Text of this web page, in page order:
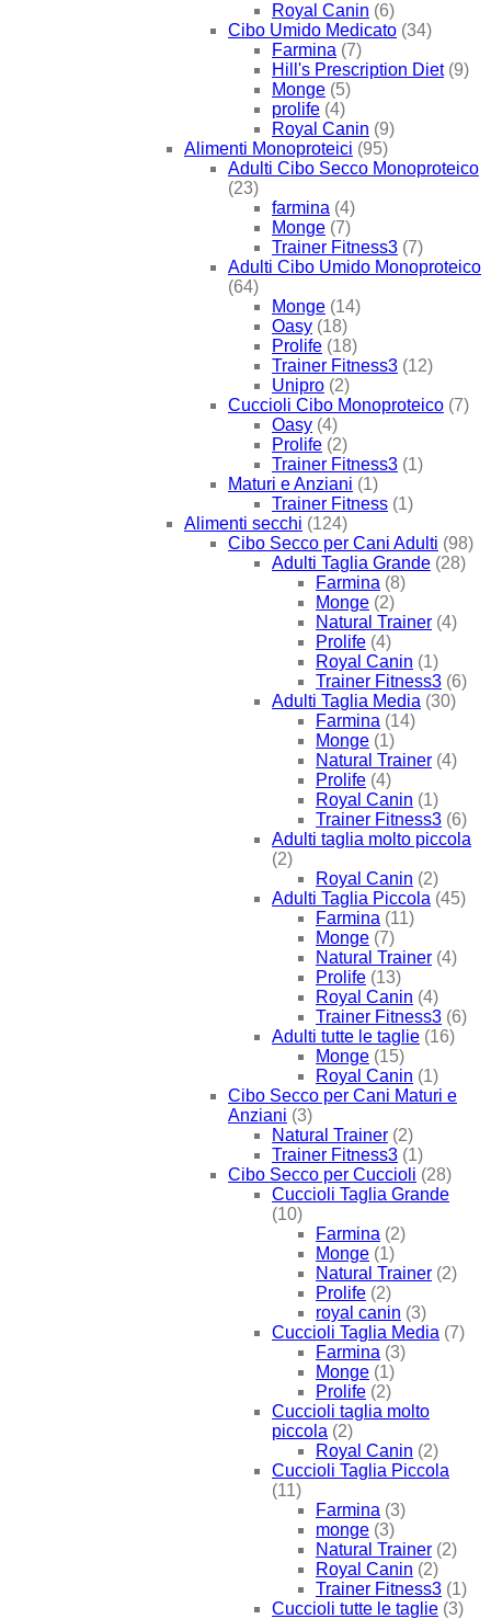
Royal Canin (6)
Cibo Umido Medicato (34)
Farmina (7)
Hill's Prescription Diet (9)
Monge (5)
prolife (4)
Royal Canin (9)
Alimenti Monoproteici (95)
Adulti Cibo Secco Monoproteico
(23)
farmina (4)
Monge (7)
Trainer Fitness3 (7)
Adulti Cibo Umido Monoproteico
(64)
Monge (14)
Oasy (18)
Prolife (18)
Trainer Fitness3 (12)
Unipro (2)
Cuccioli Cibo Monoproteico (7)
Oasy (4)
Prolife (2)
Trainer Fitness3 (1)
Maturi e Anziani (1)
Trainer Fitness (1)
Alimenti secchi (124)
Cibo Secco per Cani Adulti (98)
Adulti Taglia Grande (28)
Farmina (8)
Monge (2)
Natural Trainer (4)
Prolife (4)
Royal Canin (1)
Trainer Fitness3 (6)
Adulti Taglia Media (30)
Farmina (14)
Monge (1)
Natural Trainer (4)
Prolife (4)
Royal Canin (1)
Trainer Fitness3 (6)
Adulti taglia molto piccola
(2)
Royal Canin (2)
Adulti Taglia Piccola (45)
Farmina (11)
Monge (7)
Natural Trainer (4)
Prolife (13)
Royal Canin (4)
Trainer Fitness3 (6)
Adulti tutte le taglie (16)
Monge (15)
Royal Canin (1)
Cibo Secco per Cani Maturi e
Anziani (3)
Natural Trainer (2)
Trainer Fitness3 (1)
Cibo Secco per Cuccioli (28)
Cuccioli Taglia Grande
(10)
Farmina (2)
Monge (1)
Natural Trainer (2)
Prolife (2)
royal canin (3)
Cuccioli Taglia Media (7)
Farmina (3)
Monge (1)
Prolife (2)
Cuccioli taglia molto
piccola (2)
Royal Canin (2)
Cuccioli Taglia Piccola
(11)
Farmina (3)
monge (3)
Natural Trainer (2)
Royal Canin (2)
Trainer Fitness3 (1)
Cuccioli tutte le taglie (3)